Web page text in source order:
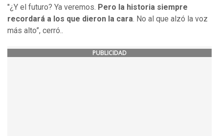
"¿Y el futuro? Ya veremos. Pero la historia siempre
recordará a los que dieron la cara. No al que alzó la voz
más alto”, cerró..
PUBLICIDAD